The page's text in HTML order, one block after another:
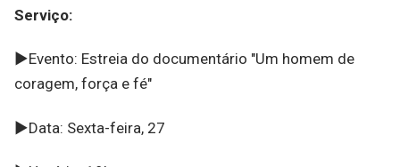
Serviço:
►Evento: Estreia do documentário "Um homem de
coragem, força e fé"
►Data: Sexta-feira, 27